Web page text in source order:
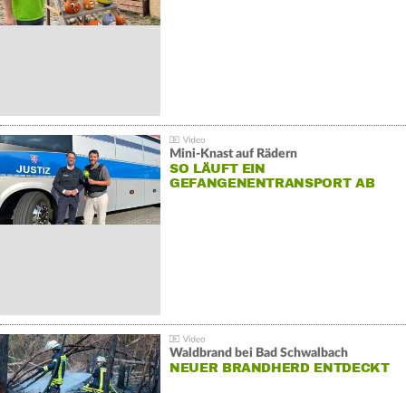
Mini-Knast auf Rädern
SO LÄUFT EIN
GEFANGENENTRANSPORT AB
Waldbrand bei Bad Schwalbach
NEUER BRANDHERD ENTDECKT